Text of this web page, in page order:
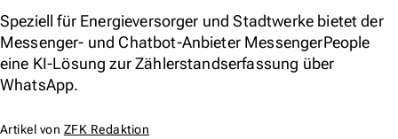
Speziell für Energieversorger und Stadtwerke bietet der
Messenger- und Chatbot-Anbieter MessengerPeople
eine KI-Lösung zur Zählerstandserfassung über
WhatsApp.
Artikel von ZFK Redaktion